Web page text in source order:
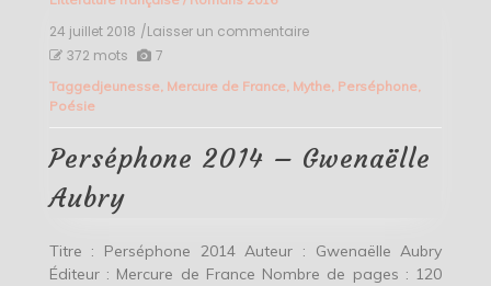
24 juillet 2018 /Laisser un commentaireon
–
372 mots 7
Taggedjeunesse, Mercure de France, Mythe, Perséphone,
Poésie
Perséphone 2014 – Gwenaëlle
Aubry
Titre : Perséphone 2014 Auteur : Gwenaëlle Aubry
Éditeur : Mercure de France Nombre de pages : 120